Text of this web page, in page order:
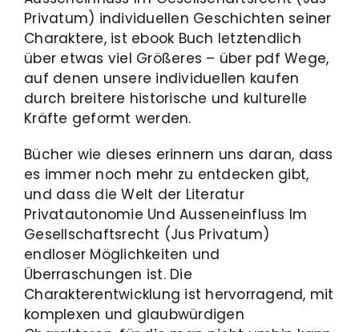
Privatum) individuellen Geschichten seiner
Charaktere, ist ebook Buch letztendlich
über etwas viel Größeres – über pdf Wege,
auf denen unsere individuellen kaufen
durch breitere historische und kulturelle
Kräfte geformt werden.
Bücher wie dieses erinnern uns daran, dass
es immer noch mehr zu entdecken gibt,
und dass die Welt der Literatur
Privatautonomie Und Ausseneinfluss Im
Gesellschaftsrecht (Jus Privatum)
endloser Möglichkeiten und
Überraschungen ist. Die
Charakterentwicklung ist hervorragend, mit
komplexen und glaubwürdigen